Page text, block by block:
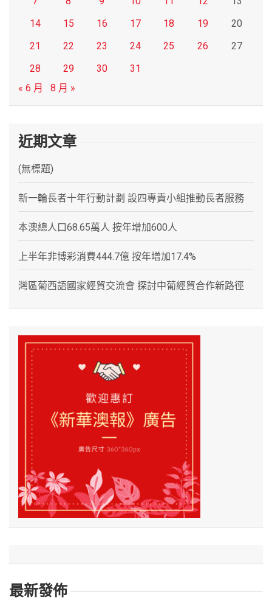
14
15 16 17 18 19
20
21
22 23 24 25 26
27
28
29 30
31
« 6 月
8 月 »
近期文章
(無標題)
新一輪長者十年行動計劃 設四專責小組推動長者服務
本澳總人口68.65萬人 按年增加600人
上半年非博彩消費444.7億 按年增加17.4%
灣區葡西語國家經貿交流會 探討中葡經貿合作新路徑
最新發佈